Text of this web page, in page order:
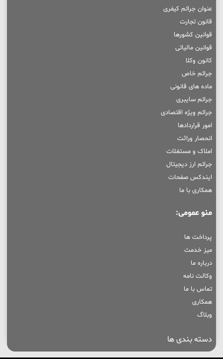
عنوان جرائم کیفری
قانون تجارت
قوانین کشورها
قوانین مالیاتی
کانون وکلا
جرائم خاص
ماده های قانونی
جرائم سایبری
جرائم ویژه اقتصادی
امور قراردادها
انحصار وراثت
املاک و مستغلات
جرائم ارز دیجیتال
ایندکس صفحات
همکاری با ما
منو عمومی:
پرداخت ها
میز خدمت
درباره ما
وکالت نامه
تماس با ما
همکاری
وبلاگ
دسته بندی ها